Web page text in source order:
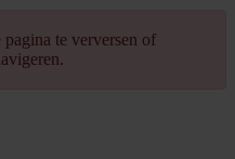
pagina te verversen of